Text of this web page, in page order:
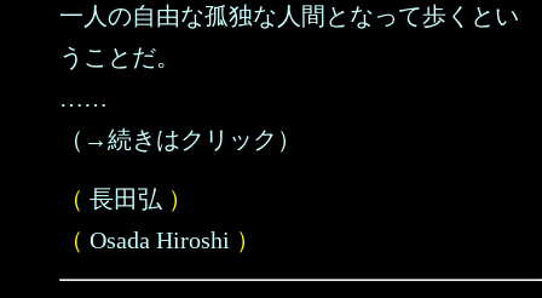
一人の自由な孤独な人間となって歩くとい
うことだ。
……
（→続きはクリック）
（ 長田弘 ）
（ Osada Hiroshi ）